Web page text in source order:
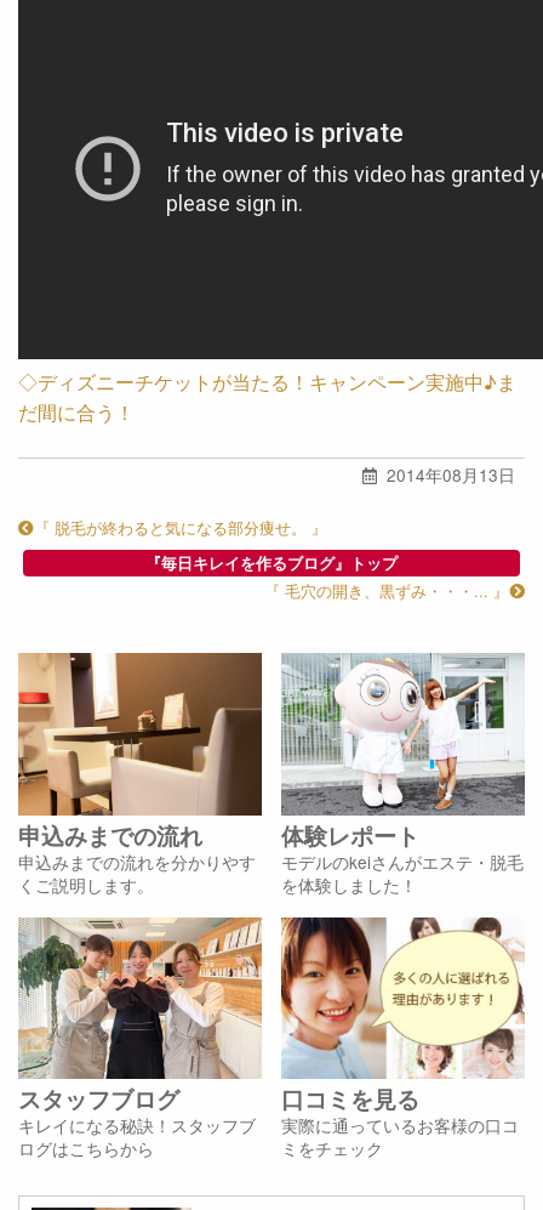
◇ディズニーチケットが当たる！キャンペーン実施中♪ま
だ間に合う！
2014年08月13日
『 脱毛が終わると気になる部分痩せ。 』
『毎日キレイを作るブログ』トップ
『 毛穴の開き、黒ずみ・・・... 』
申込みまでの流れ
申込みまでの流れを分かりやす
くご説明します。
体験レポート
モデルのkeiさんがエステ・脱毛
を体験しました！
スタッフブログ
キレイになる秘訣！スタッフブ
ログはこちらから
口コミを見る
実際に通っているお客様の口コ
ミをチェック